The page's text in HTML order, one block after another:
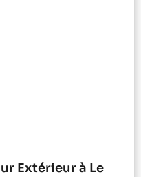
Extérieur à Le